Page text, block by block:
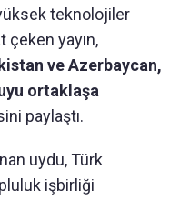
teknolojiler
çeken yayın,
ve Azerbaycan,
ortaklaşa
paylaştı.
uydu, Türk
işbirliği